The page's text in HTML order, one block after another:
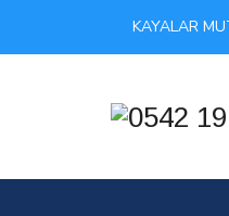
KAYALAR